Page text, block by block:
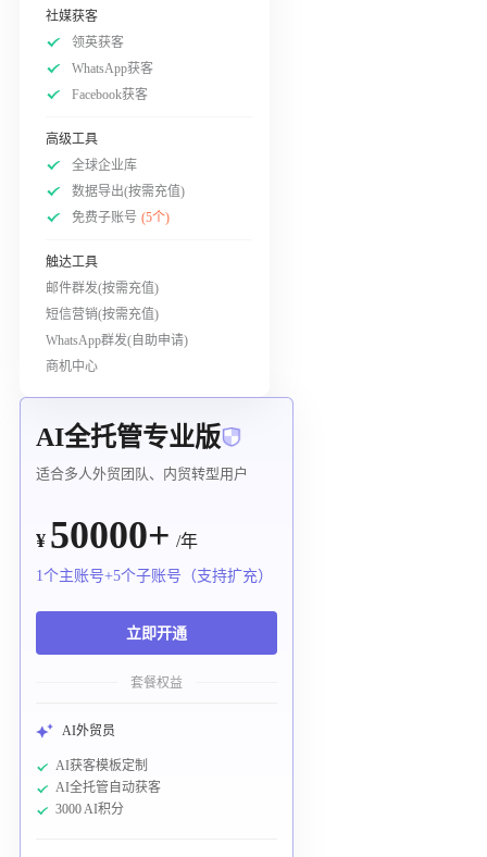
社媒获客
领英获客
WhatsApp获客
Facebook获客
高级工具
全球企业库
数据导出(按需充值)
免费子账号 (5个)
触达工具
邮件群发(按需充值)
短信营销(按需充值)
WhatsApp群发(自助申请)
商机中心
AI全托管专业版
适合多人外贸团队、内贸转型用户
¥ 50000+ /年
1个主账号+5个子账号（支持扩充）
立即开通
套餐权益
AI外贸员
AI获客模板定制
AI全托管自动获客
3000 AI积分